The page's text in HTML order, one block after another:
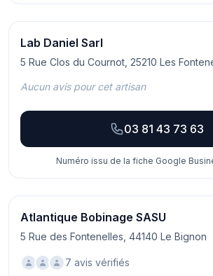
Lab Daniel Sarl
5 Rue Clos du Cournot, 25210 Les
Aucun avis pour cet artisan
03 81 43 73 63
Numéro issu de la fiche Google
Atlantique Bobinage SASU
5 Rue des Fontenelles, 44140 Le Bignon
7 avis vérifiés